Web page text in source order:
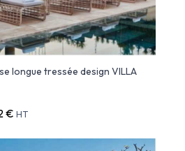
longue tressée design VILLA
€ HT